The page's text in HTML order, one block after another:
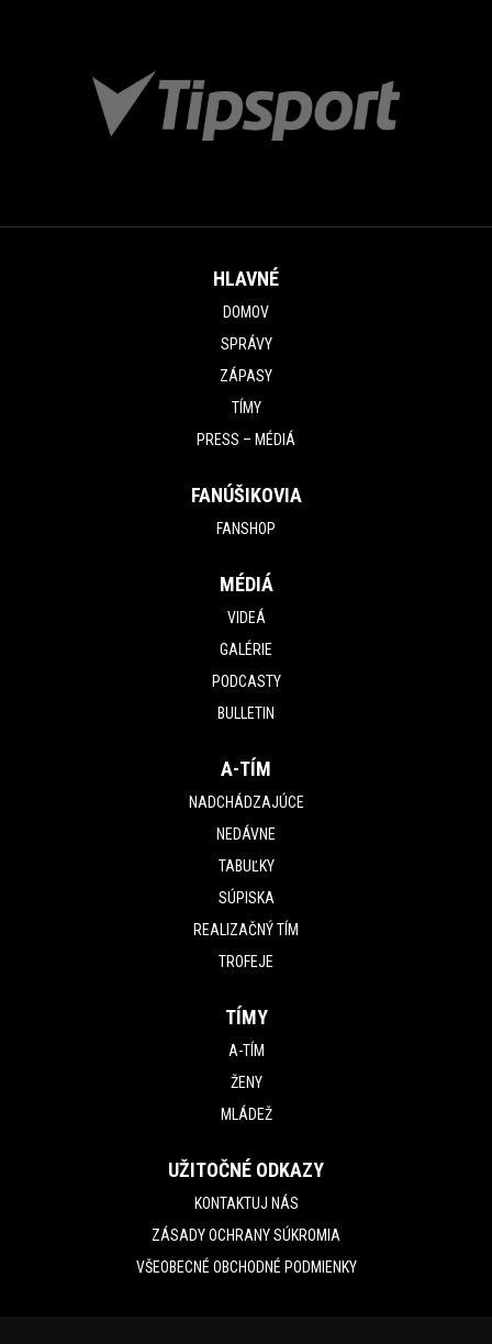
HLAVNÉ
DOMOV
SPRÁVY
ZÁPASY
TÍMY
PRESS – MÉDIÁ
FANÚŠIKOVIA
FANSHOP
MÉDIÁ
VIDEÁ
GALÉRIE
PODCASTY
BULLETIN
A-TÍM
NADCHÁDZAJÚCE
NEDÁVNE
TABUĽKY
SÚPISKA
REALIZAČNÝ TÍM
TROFEJE
TÍMY
A-TÍM
ŽENY
MLÁDEŽ
UŽITOČNÉ ODKAZY
KONTAKTUJ NÁS
ZÁSADY OCHRANY SÚKROMIA
VŠEOBECNÉ OBCHODNÉ PODMIENKY